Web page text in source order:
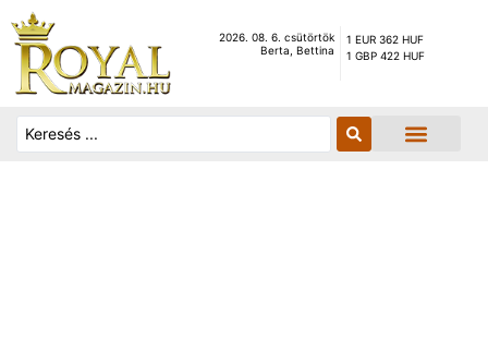
2026. 08. 6. csütörtök
Berta, Bettina
1 EUR 362 HUF
1 GBP 422 HUF